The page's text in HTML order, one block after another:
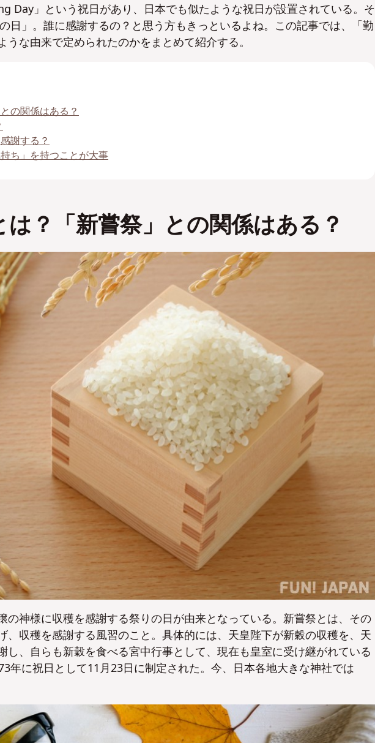
Day」という祝日があり、日本でも似たような祝日が設置されている。そ
日」。誰に感謝するの？と思う方もきっといるよね。この記事では、「勤
な由来で定められたのかをまとめて紹介する。
の関係はある？
謝する？
ち」を持つことが大事
？「新嘗祭」との関係はある？
の神様に収穫を感謝する祭りの日が由来となっている。新嘗祭とは、その
、収穫を感謝する風習のこと。具体的には、天皇陛下が新穀の収穫を、天
し、自らも新穀を食べる宮中行事として、現在も皇室に受け継がれている
年に祝日として11月23日に制定された。今、日本各地大きな神社では